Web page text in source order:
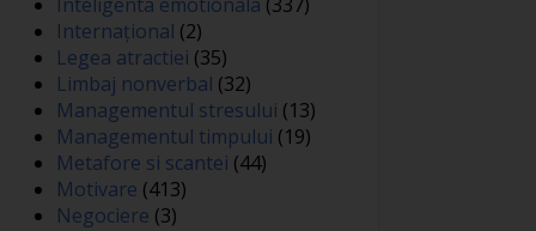
Internațional (2)
Legea atractiei (35)
Limbaj nonverbal (32)
Managementul stresului (13)
Managementul timpului (19)
Metafore si scantei (44)
Motivare (413)
Negociere (3)